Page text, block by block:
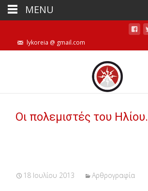
lykoreia @ gmail.com
Οι πολεμιστές του Ηλίου.
18 Ιουλίου 2013 Αρθρογραφία
MENU